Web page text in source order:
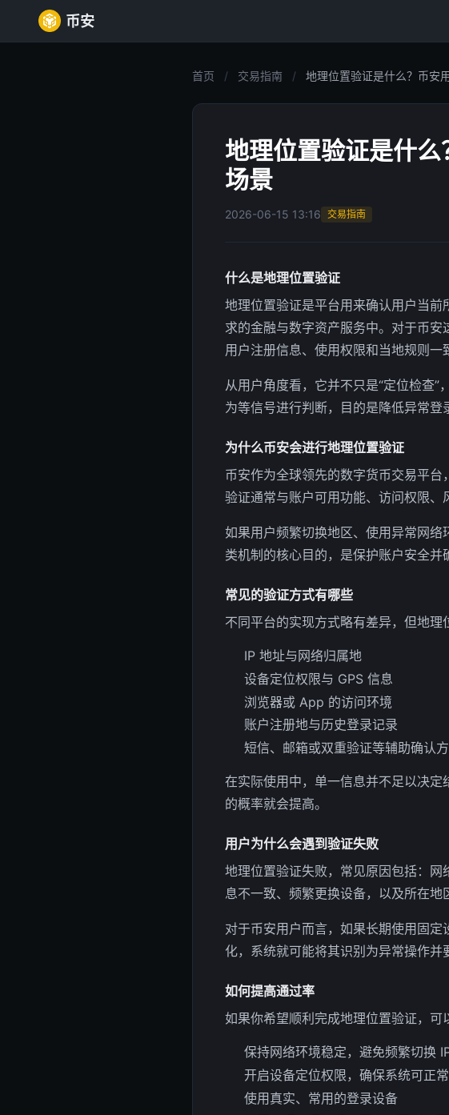
币安
首页 / 交易指南 / 地理位置验证是什么？币安
地理位置验证是什
场景
2026-06-15 13:16 交易指南
什么是地理位置验证
地理位置验证是平台用来确认用户当
求的金融与数字资产服务中。对于币
用户注册信息、使用权限和当地规则一
从用户角度看，它并不只是“定位检查
为等信号进行判断，目的是降低异常登
为什么币安会进行地理位置验证
币安作为全球领先的数字货币交易平
验证通常与账户可用功能、访问权限、
如果用户频繁切换地区、使用异常网
类机制的核心目的，是保护账户安全并
常见的验证方式有哪些
不同平台的实现方式略有差异，但地理
IP 地址与网络归属地
设备定位权限与 GPS 信息
浏览器或 App 的访问环境
账户注册地与历史登录记录
短信、邮箱或双重验证等辅助确认
在实际使用中，单一信息并不足以决
的概率就会提高。
用户为什么会遇到验证失败
地理位置验证失败，常见原因包括：
息不一致、频繁更换设备，以及所在地
对于币安用户而言，如果长期使用固
化，系统就可能将其识别为异常操作并
如何提高通过率
如果你希望顺利完成地理位置验证，可
保持网络环境稳定，避免频繁切换
开启设备定位权限，确保系统可正
使用真实、常用的登录设备